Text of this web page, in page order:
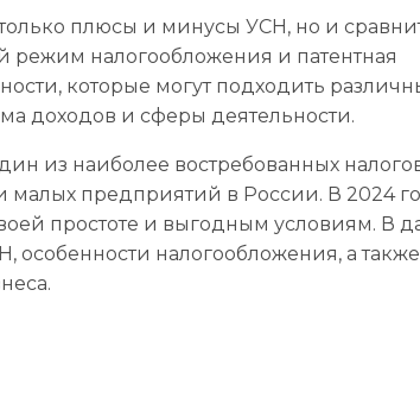
плюсы и минусы УСН, но и
налогообложения и патентная
которые могут подходить
доходов и сферы деятельности.
из наиболее востребованных
предприятий в России. В 2024
простоте и выгодным условиям. В
налогообложения, а также